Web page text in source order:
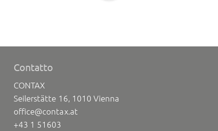
Contatto
CONTAX
Seilerstätte 16, 1010 Vienna
office@contax.at
+43 1 51603